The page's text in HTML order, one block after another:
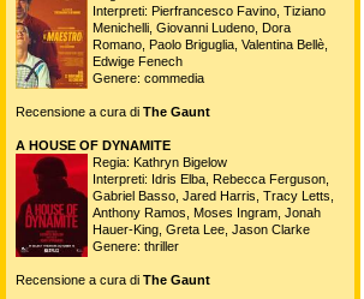
Interpreti: Pierfrancesco Favino, Tiziano
Menichelli, Giovanni Ludeno, Dora
Romano, Paolo Briguglia, Valentina Bellè,
Edwige Fenech
Genere: commedia
Recensione a cura di The Gaunt
A HOUSE OF DYNAMITE
Regia: Kathryn Bigelow
Interpreti: Idris Elba, Rebecca Ferguson,
Gabriel Basso, Jared Harris, Tracy Letts,
Anthony Ramos, Moses Ingram, Jonah
Hauer-King, Greta Lee, Jason Clarke
Genere: thriller
Recensione a cura di The Gaunt